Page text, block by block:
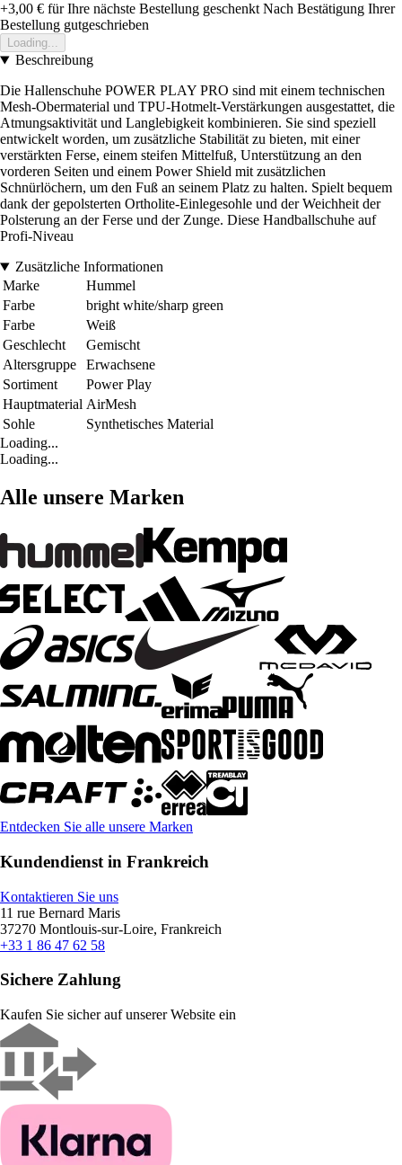
+3,00 € für Ihre nächste Bestellung geschenkt Nach Bestätigung Ihrer
Bestellung gutgeschrieben
Loading...
Beschreibung
Die Hallenschuhe POWER PLAY PRO sind mit einem technischen
Mesh-Obermaterial und TPU-Hotmelt-Verstärkungen ausgestattet, die
Atmungsaktivität und Langlebigkeit kombinieren. Sie sind speziell
entwickelt worden, um zusätzliche Stabilität zu bieten, mit einer
verstärkten Ferse, einem steifen Mittelfuß, Unterstützung an den
vorderen Seiten und einem Power Shield mit zusätzlichen
Schnürlöchern, um den Fuß an seinem Platz zu halten. Spielt bequem
dank der gepolsterten Ortholite-Einlegesohle und der Weichheit der
Polsterung an der Ferse und der Zunge. Diese Handballschuhe auf
Profi-Niveau
Zusätzliche Informationen
Marke
Hummel
Farbe
bright white/sharp green
Farbe
Weiß
Geschlecht
Gemischt
Altersgruppe
Erwachsene
Sortiment
Power Play
Hauptmaterial AirMesh
Sohle
Synthetisches Material
Loading...
Loading...
Alle unsere Marken
Entdecken Sie alle unsere Marken
Kundendienst in Frankreich
Kontaktieren Sie uns
11 rue Bernard Maris
37270 Montlouis-sur-Loire, Frankreich
+33 1 86 47 62 58
Sichere Zahlung
Kaufen Sie sicher auf unserer Website ein